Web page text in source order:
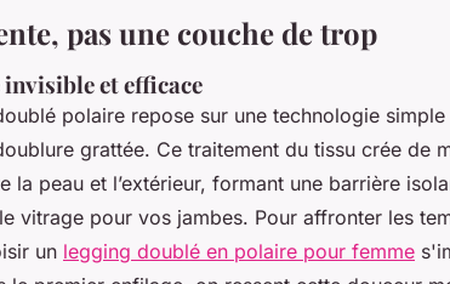
pas une couche de trop
et efficace
polaire repose sur une technologie simple
grattée. Ce traitement du tissu crée de
la peau et l’extérieur, formant une barrière
vitrage pour vos jambes. Pour affronter les
un legging doublé en polaire pour femme